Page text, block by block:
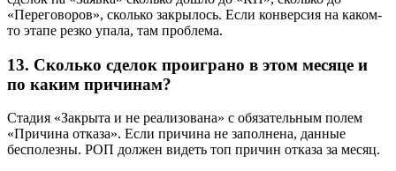
«Переговоров», сколько закрылось. Если конверсия на каком-
то этапе резко упала, там проблема.
13. Сколько сделок проиграно в этом месяце и
по каким причинам?
Стадия «Закрыта и не реализована» с обязательным полем
«Причина отказа». Если причина не заполнена, данные
бесполезны. РОП должен видеть топ причин отказа за месяц.